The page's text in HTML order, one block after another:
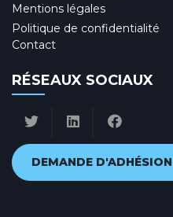
Mentions légales
Politique de confidentialité
Contact
RÉSEAUX SOCIAUX
DEMANDE